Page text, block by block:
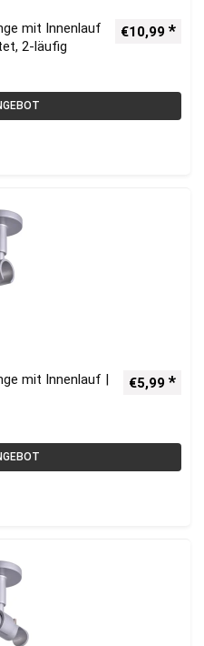
mit Innenlauf
2-läufig
€10,99
mit Innenlauf |
€5,99